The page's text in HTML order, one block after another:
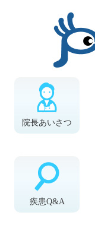
院長あいさつ
疾患Q&A